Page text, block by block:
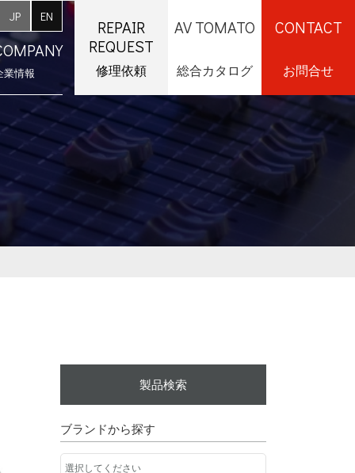
JP EN
業情報
採用情報
REPAIR
REQUEST
修理依頼
AV TOMATO
総合カタログ
CONTACT
お問合せ
製品検索
ブランドから探す